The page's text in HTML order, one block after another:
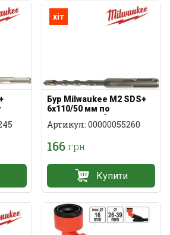
хіт
Бур Milwaukee M2 SDS+
6x110/50 мм по
армованому бетону
Артикул: 00000055260
166грн
Купити